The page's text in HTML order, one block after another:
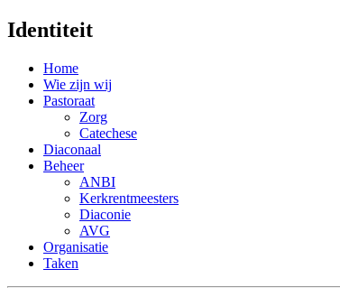
Identiteit
Home
Wie zijn wij
Pastoraat
Zorg
Catechese
Diaconaal
Beheer
ANBI
Kerkrentmeesters
Diaconie
AVG
Organisatie
Taken